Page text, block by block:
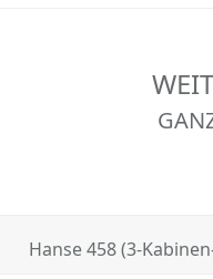
Hanse 458 (3-